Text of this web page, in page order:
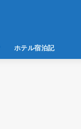
ホテル宿泊記